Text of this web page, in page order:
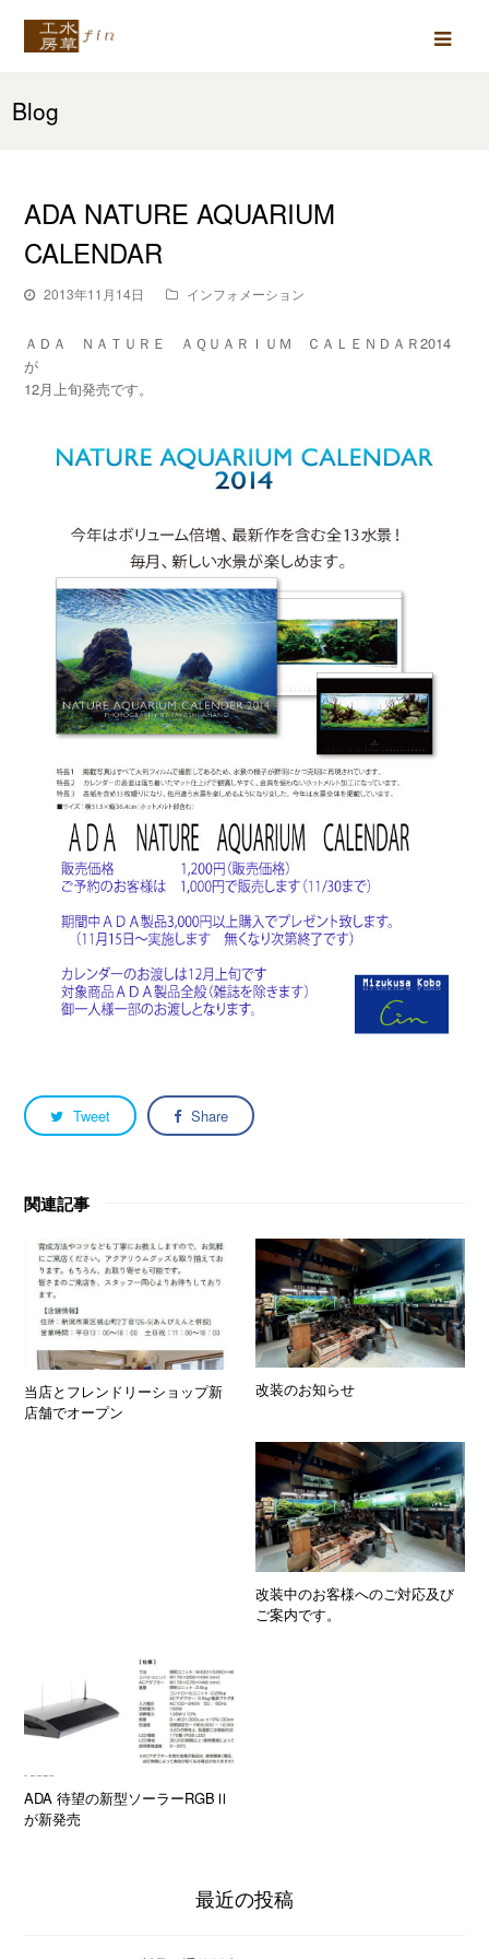
Blog
ADA NATURE AQUARIUM
CALENDAR
2013年11月14日 インフォメーション
ＡＤＡ ＮＡＴＵＲＥ ＡＱＵＡＲＩＵＭ ＣＡＬＥＮＤＡＲ2014
が
12月上旬発売です。
Tweet Share
関連記事
当店とフレンドリーショップ新
店舗でオープン
改装のお知らせ
改装中のお客様へのご対応及び
ご案内です。
ADA 待望の新型ソーラーRGBⅡ
が新発売
最近の投稿